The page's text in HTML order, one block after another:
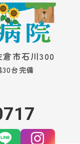
市石川300
30台完備